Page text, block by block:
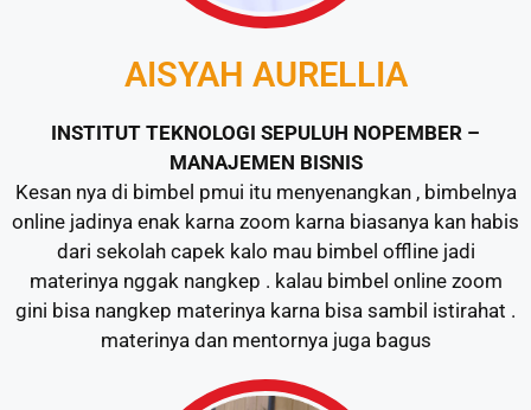
AISYAH AURELLIA
INSTITUT TEKNOLOGI SEPULUH NOPEMBER –
MANAJEMEN BISNIS
Kesan nya di bimbel pmui itu menyenangkan , bimbelnya
online jadinya enak karna zoom karna biasanya kan habis
dari sekolah capek kalo mau bimbel offline jadi
materinya nggak nangkep . kalau bimbel online zoom
gini bisa nangkep materinya karna bisa sambil istirahat .
materinya dan mentornya juga bagus